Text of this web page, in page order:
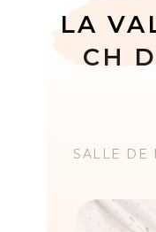
LA
CH
SALLE DE